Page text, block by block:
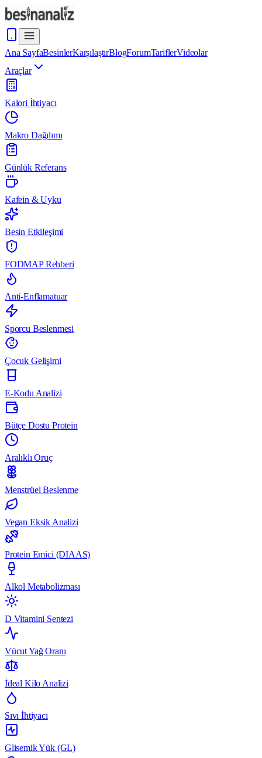
Ana SayfaBesinlerKarşılaştırBlogForumTariflerVideolar
Araçlar
Kalori İhtiyacı
Makro Dağılımı
Günlük Referans
Kafein & Uyku
Besin Etkileşimi
FODMAP Rehberi
Anti-Enflamatuar
Sporcu Beslenmesi
Çocuk Gelişimi
E-Kodu Analizi
Bütçe Dostu Protein
Aralıklı Oruç
Menstrüel Beslenme
Vegan Eksik Analizi
Protein Emici (DIAAS)
Alkol Metabolizması
D Vitamini Sentezi
Vücut Yağ Oranı
İdeal Kilo Analizi
Sıvı İhtiyacı
Glisemik Yük (GL)